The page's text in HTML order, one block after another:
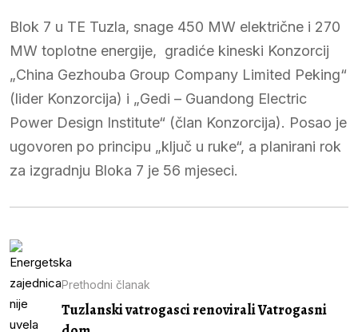
Blok 7 u TE Tuzla, snage 450 MW električne i 270
MW toplotne energije, gradiće kineski Konzorcij
„China Gezhouba Group Company Limited Peking“
(lider Konzorcija) i „Gedi – Guandong Electric
Power Design Institute“ (član Konzorcija). Posao je
ugovoren po principu „ključ u ruke“, a planirani rok
za izgradnju Bloka 7 je 56 mjeseci.
Prethodni članak
Tuzlanski vatrogasci renovirali Vatrogasni